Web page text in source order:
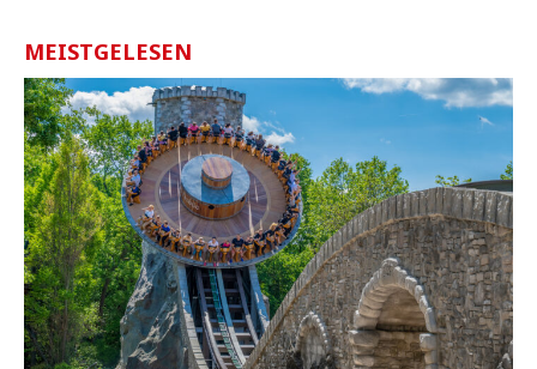
MEISTGELESEN